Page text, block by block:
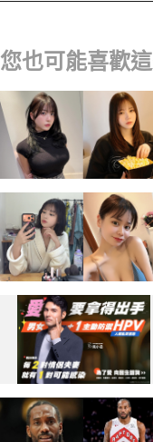
您也可能喜歡